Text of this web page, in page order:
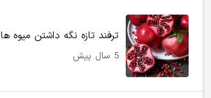
ترفند تازه نگه داشتن میوه ها
5 سال پیش